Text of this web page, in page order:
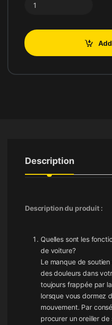
Description
Description du produit :
Quelles sont les
de voiture?
Le manque de
des douleurs dans
toujours frappée par
lorsque vous dormez
mouvement. Par
procurer un oreiller